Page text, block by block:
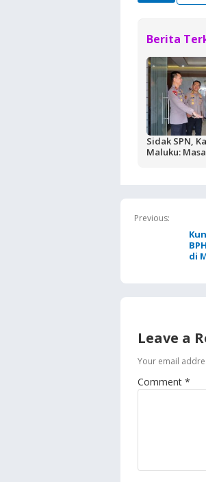
Berita
Sidak SPN,
Maluku:
Previous:
di
Leave a
Your email
Comment *